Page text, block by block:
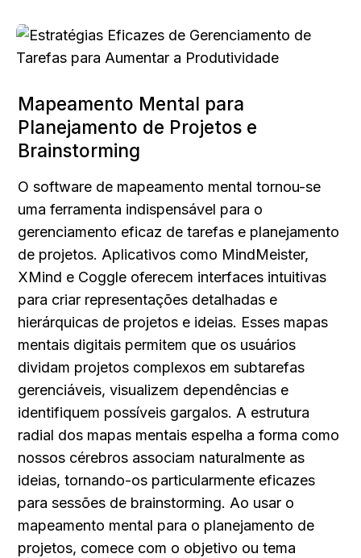
Mapeamento Mental para
Planejamento de Projetos e
Brainstorming
O software de mapeamento mental tornou-se
uma ferramenta indispensável para o
gerenciamento eficaz de tarefas e planejamento
de projetos. Aplicativos como MindMeister,
XMind e Coggle oferecem interfaces intuitivas
para criar representações detalhadas e
hierárquicas de projetos e ideias. Esses mapas
mentais digitais permitem que os usuários
dividam projetos complexos em subtarefas
gerenciáveis, visualizem dependências e
identifiquem possíveis gargalos. A estrutura
radial dos mapas mentais espelha a forma como
nossos cérebros associam naturalmente as
ideias, tornando-os particularmente eficazes
para sessões de brainstorming. Ao usar o
mapeamento mental para o planejamento de
projetos, comece com o objetivo ou tema